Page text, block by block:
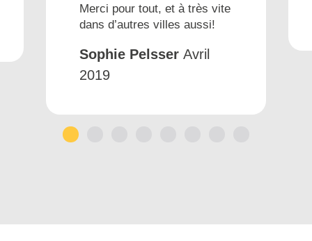
Merci pour tout, et à très vite
dans d’autres villes aussi!
Sophie Pelsser Avril
2019